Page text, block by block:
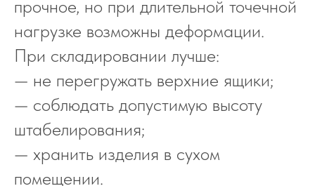
прочное, но при длительной точечной
нагрузке возможны деформации.
При складировании лучше:
— не перегружать верхние ящики;
— соблюдать допустимую высоту
штабелирования;
— хранить изделия в сухом
помещении.